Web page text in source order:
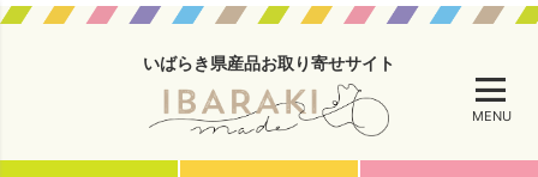
いばらき県産品お取り寄せサイト
MENU